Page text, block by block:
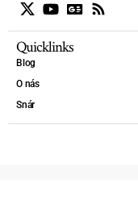
Quicklinks
Blog
O nás
Snár